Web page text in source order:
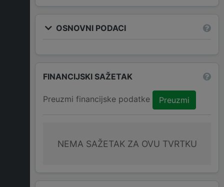
OSNOVNI PODACI
FINANCIJSKI SAŽETAK
Preuzmi financijske podatke Preuzmi
NEMA SAŽETAK ZA OVU TVRTKU